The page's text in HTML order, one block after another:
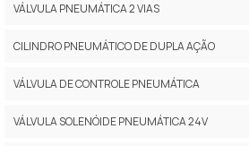
VÁLVULA PNEUMÁTICA 2 VIAS
CILINDRO PNEUMÁTICO DE DUPLA AÇÃO
VÁLVULA DE CONTROLE PNEUMÁTICA
VÁLVULA SOLENÓIDE PNEUMÁTICA 24V